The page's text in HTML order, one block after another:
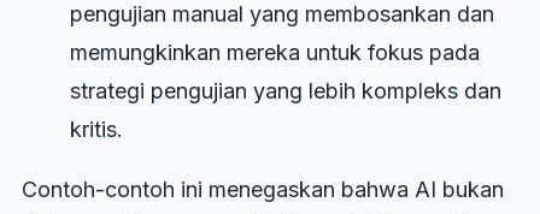
pengujian manual yang membosankan dan
memungkinkan mereka untuk fokus pada
strategi pengujian yang lebih kompleks dan
kritis.
Contoh-contoh ini menegaskan bahwa AI bukan